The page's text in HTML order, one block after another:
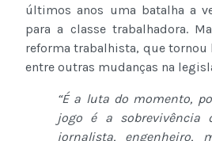
últimos anos uma batalha a
para a classe trabalhadora.
reforma trabalhista, que tornou
entre outras mudanças na
“É a luta do momento,
jogo é a sobrevivência
jornalista, engenheiro,